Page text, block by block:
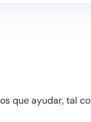
que ayudar, tal